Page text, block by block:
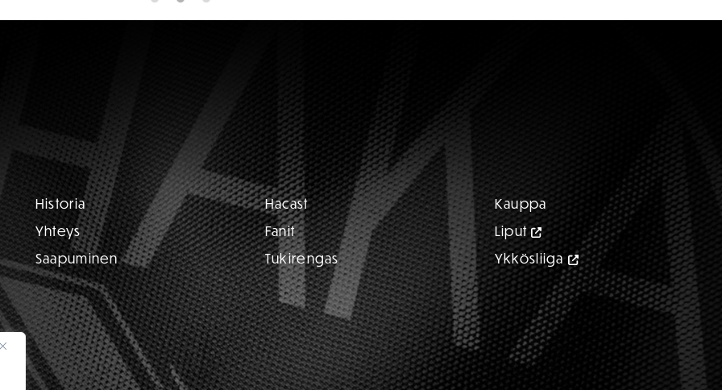
Historia
Yhteys
Saapuminen
Hacast
Fanit
Tukirengas
Kauppa
Liput
Ykkösliiga